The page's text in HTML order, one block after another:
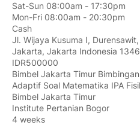
Sat-Sun 08:00am - 17:30pm
Mon-Fri 08:00am - 20:30pm
Cash
Jl. Wijaya Kusuma I,
Jakarta, Jakarta Indonesia
IDR500000
Bimbel Jakarta Timur
Adaptif Soal Matematika IPA
Bimbel Jakarta Timur
Institute Pertanian Bogor
4 weeks